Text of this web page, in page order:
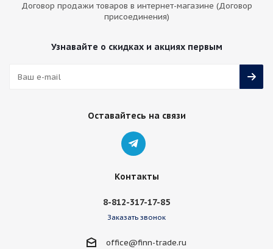
Договор продажи товаров в интернет-магазине (Договор
присоединения)
Узнавайте о скидках и акциях первым
Оставайтесь на связи
Контакты
8-812-317-17-85
Заказать звонок
office@finn-trade.ru